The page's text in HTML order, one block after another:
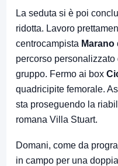
La seduta si è poi
ridotta. Lavoro
centrocampista Marano
percorso personalizzato
gruppo. Fermo ai box
quadricipite femorale.
sta proseguendo la
romana Villa Stuart.
Domani, come da
in campo per una